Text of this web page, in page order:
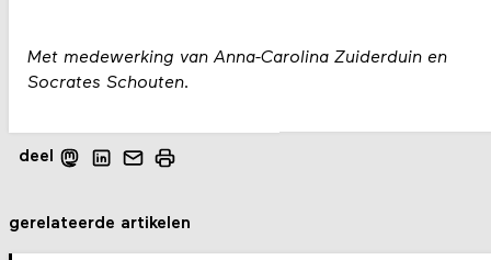
Met medewerking van Anna-Carolina Zuiderduin en
Socrates Schouten.
deel
gerelateerde artikelen